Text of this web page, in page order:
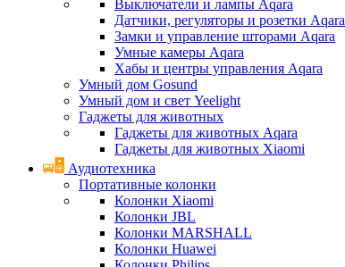
Выключатели и лампы Aqara
Датчики, регуляторы и розетки Aqara
Замки и управление шторами Aqara
Умные камеры Aqara
Хабы и центры управления Aqara
Умный дом Gosund
Умный дом и свет Yeelight
Гаджеты для животных
Гаджеты для животных Aqara
Гаджеты для животных Xiaomi
Аудиотехника
Портативные колонки
Колонки Xiaomi
Колонки JBL
Колонки MARSHALL
Колонки Huawei